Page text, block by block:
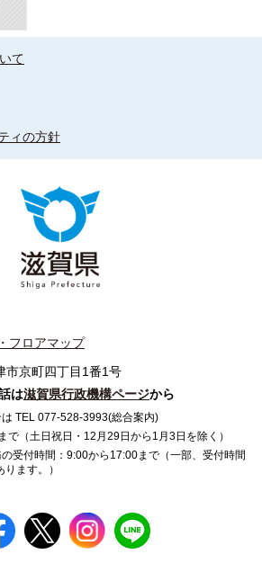
て
ィの方針
フロアマップ
市京町四丁目1番1号
は滋賀県行政機構ページから
TEL 077-528-3993(総合案内)
で（土日祝日・12月29日から1月3日を除く）
受付時間：9:00から17:00まで（一部、受付時間
ます。）